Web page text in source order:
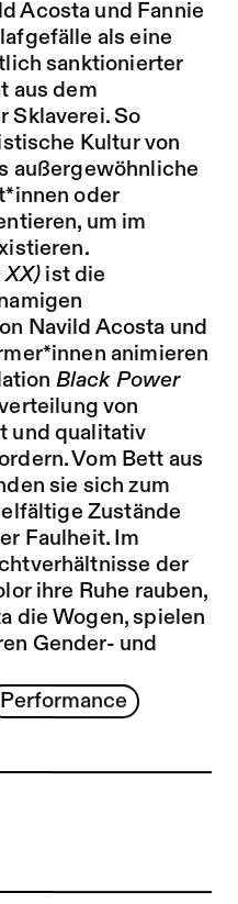
Performance
Acosta und Fannie
als eine
sanktionierter
aus dem
Sklaverei. So
Kultur von
außergewöhnliche
oder
um im
ist die
Navild Acosta und
animieren
Black Power
von
und qualitativ
Vom Bett aus
sie sich zum
Zustände
Faulheit. Im
der
ihre Ruhe rauben,
die Wogen, spielen
Gender- und